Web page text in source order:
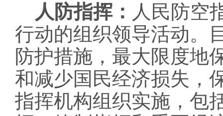
人防指挥： 人民防空
行动的组织领导活动。
防护措施，最大限度地
和减少国民经济损失，
指挥机构组织实施，包